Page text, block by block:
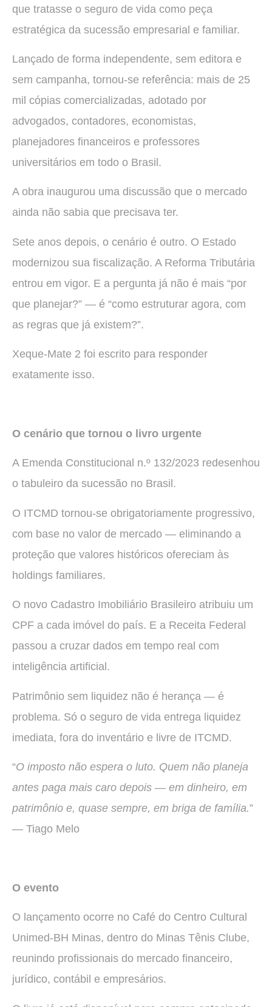
que tratasse o seguro de vida como peça
estratégica da sucessão empresarial e familiar.
Lançado de forma independente, sem editora e
sem campanha, tornou-se referência: mais de 25
mil cópias comercializadas, adotado por
advogados, contadores, economistas,
planejadores financeiros e professores
universitários em todo o Brasil.
A obra inaugurou uma discussão que o mercado
ainda não sabia que precisava ter.
Sete anos depois, o cenário é outro. O Estado
modernizou sua fiscalização. A Reforma Tributária
entrou em vigor. E a pergunta já não é mais “por
que planejar?” — é “como estruturar agora, com
as regras que já existem?”.
Xeque-Mate 2 foi escrito para responder
exatamente isso.
O cenário que tornou o livro urgente
A Emenda Constitucional n.º 132/2023 redesenhou
o tabuleiro da sucessão no Brasil.
O ITCMD tornou-se obrigatoriamente progressivo,
com base no valor de mercado — eliminando a
proteção que valores históricos ofereciam às
holdings familiares.
O novo Cadastro Imobiliário Brasileiro atribuiu um
CPF a cada imóvel do país. E a Receita Federal
passou a cruzar dados em tempo real com
inteligência artificial.
Patrimônio sem liquidez não é herança — é
problema. Só o seguro de vida entrega liquidez
imediata, fora do inventário e livre de ITCMD.
“O imposto não espera o luto. Quem não planeja
antes paga mais caro depois — em dinheiro, em
patrimônio e, quase sempre, em briga de família.”
— Tiago Melo
O evento
O lançamento ocorre no Café do Centro Cultural
Unimed-BH Minas, dentro do Minas Tênis Clube,
reunindo profissionais do mercado financeiro,
jurídico, contábil e empresários.